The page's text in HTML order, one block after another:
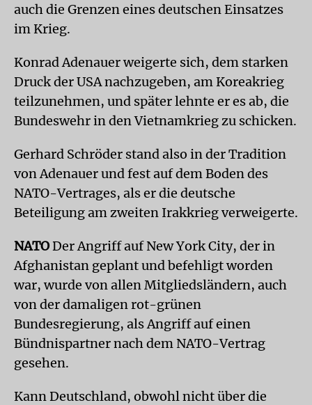
auch die Grenzen eines deutschen Einsatzes
im Krieg.
Konrad Adenauer weigerte sich, dem starken
Druck der USA nachzugeben, am Koreakrieg
teilzunehmen, und später lehnte er es ab, die
Bundeswehr in den Vietnamkrieg zu schicken.
Gerhard Schröder stand also in der Tradition
von Adenauer und fest auf dem Boden des
NATO-Vertrages, als er die deutsche
Beteiligung am zweiten Irakkrieg verweigerte.
NATODer Angriff auf New York City, der in
Afghanistan geplant und befehligt worden
war, wurde von allen Mitgliedsländern, auch
von der damaligen rot-grünen
Bundesregierung, als Angriff auf einen
Bündnispartner nach dem NATO-Vertrag
gesehen.
Kann Deutschland, obwohl nicht über die